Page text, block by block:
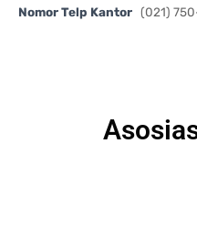
Nomor Telp Kantor (021)